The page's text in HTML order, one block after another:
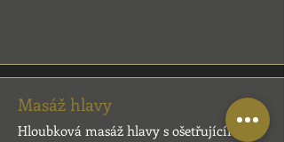
Masáž hlavy
Hloubková masáž hlavy s ošetřujícími